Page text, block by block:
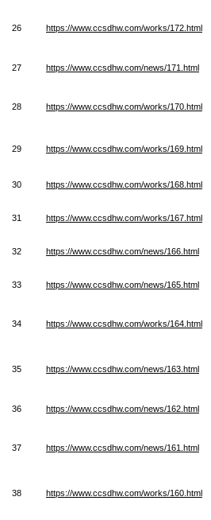
26 https://www.ccsdhw.com/works/172.html
27 https://www.ccsdhw.com/news/171.html
28 https://www.ccsdhw.com/works/170.html
29 https://www.ccsdhw.com/works/169.html
30 https://www.ccsdhw.com/works/168.html
31 https://www.ccsdhw.com/works/167.html
32 https://www.ccsdhw.com/news/166.html
33 https://www.ccsdhw.com/news/165.html
34 https://www.ccsdhw.com/works/164.html
35 https://www.ccsdhw.com/news/163.html
36 https://www.ccsdhw.com/news/162.html
37 https://www.ccsdhw.com/news/161.html
38 https://www.ccsdhw.com/works/160.html